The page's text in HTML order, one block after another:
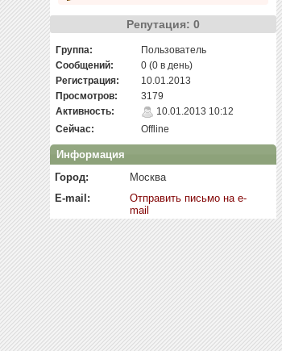
Репутация: 0
Группа:
Пользователь
Сообщений:
0 (0 в день)
Регистрация:
10.01.2013
Просмотров:
3179
Активность:
10.01.2013 10:12
Сейчас:
Offline
Информация
Город:
Москва
E-mail:
Отправить письмо на e-
mail